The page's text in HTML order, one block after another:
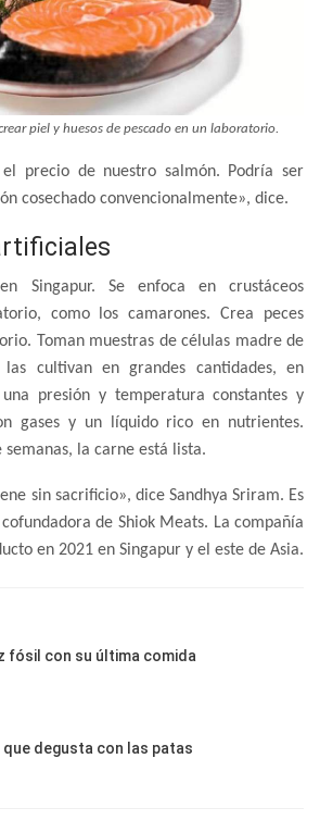
piel y huesos de pescado en un laboratorio.
el precio de nuestro salmón. Podría ser
cosechado convencionalmente», dice.
Singapur. Se enfoca en crustáceos
como los camarones. Crea peces
Toman muestras de células madre de
cultivan en grandes cantidades, en
presión y temperatura constantes y
gases y un líquido rico en nutrientes.
semanas, la carne está lista.
sin sacrificio», dice Sandhya Sriram. Es
de Shiok Meats. La compañía
en 2021 en Singapur y el este de Asia.
fósil con su última comida
que degusta con las patas